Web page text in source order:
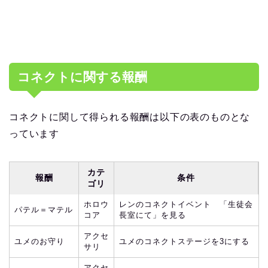
コネクトに関する報酬
コネクトに関して得られる報酬は以下の表のものとな
っています
報酬
カテ
ゴリ
条件
パテル＝マテル
ホロウ
コア
レンのコネクトイベント 「生徒会
長室にて」を見る
ユメのお守り
アクセ
サリ
ユメのコネクトステージを3にする